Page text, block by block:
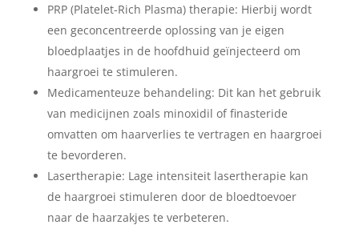
PRP (Platelet-Rich Plasma) therapie: Hierbij wordt
een geconcentreerde oplossing van je eigen
bloedplaatjes in de hoofdhuid geïnjecteerd om
haargroei te stimuleren.
Medicamenteuze behandeling: Dit kan het gebruik
van medicijnen zoals minoxidil of finasteride
omvatten om haarverlies te vertragen en haargroei
te bevorderen.
Lasertherapie: Lage intensiteit lasertherapie kan
de haargroei stimuleren door de bloedtoevoer
naar de haarzakjes te verbeteren.